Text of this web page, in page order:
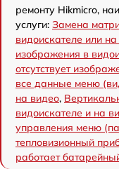
ремонту Hikmicro,
услуги: Замена
видоискателе или
изображения в
отсутствует
все данные меню
на видео,
видоискателе и на
управления меню
тепловизионный
работает